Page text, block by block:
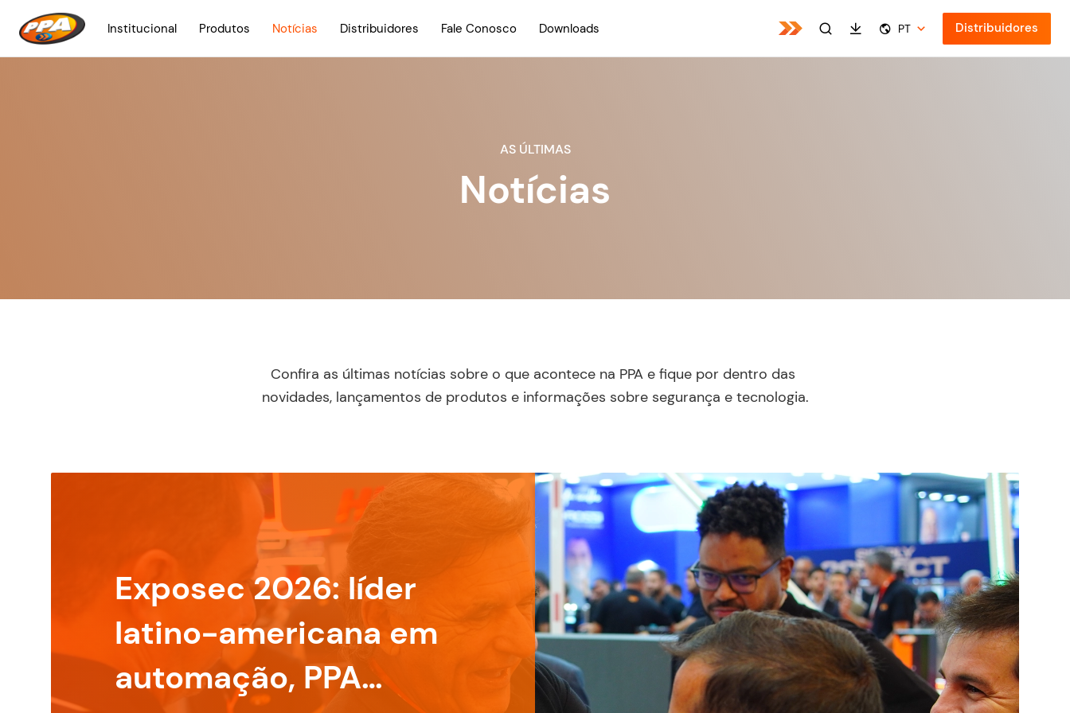
Institucional Produtos Notícias Distribuidores Fale Conosco Downloads PT Distribuidores
AS ÚLTIMAS
Notícias
Confira as últimas notícias sobre o que acontece na PPA e fique por dentro das
novidades, lançamentos de produtos e informações sobre segurança e tecnologia.
Exposec 2026: líder
latino-americana em
automação, PPA